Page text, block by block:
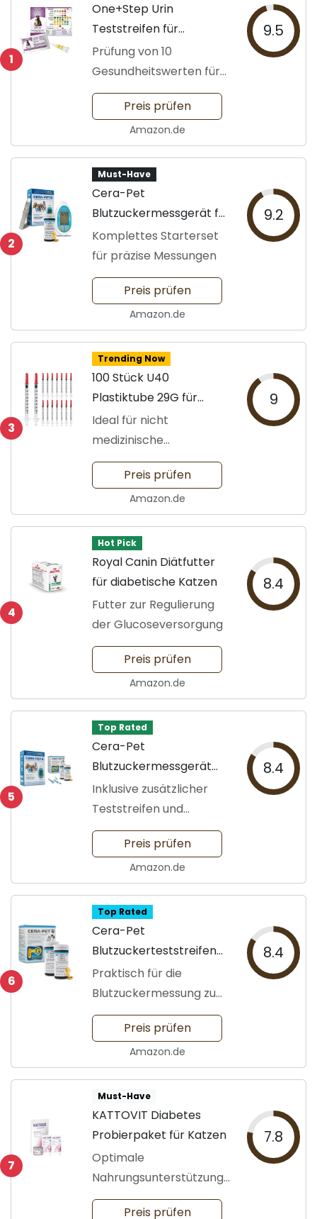
1
One+Step Urin
Teststreifen für
Haustiere
Prüfung von 10
Gesundheitswerten für
Tiere
9.5
Preis prüfen
Amazon.de
2
Must-Have
Cera-Pet
Blutzuckermessgerät für
Haustiere
Komplettes Starterset
für präzise Messungen
9.2
Preis prüfen
Amazon.de
3
Trending Now
100 Stück U40
Plastiktube 29G für
Messungen
Ideal für nicht
medizinische
Anwendungen
9
Preis prüfen
Amazon.de
4
Hot Pick
Royal Canin Diätfutter
für diabetische Katzen
Futter zur Regulierung
der Glucoseversorgung
8.4
Preis prüfen
Amazon.de
5
Top Rated
Cera-Pet
Blutzuckermessgerät
Vorteilspack
Inklusive zusätzlicher
Teststreifen und
Lanzetten
8.4
Preis prüfen
Amazon.de
6
Top Rated
Cera-Pet
Blutzuckerteststreifen
50 Stk.
Praktisch für die
Blutzuckermessung zu
Hause
8.4
Preis prüfen
Amazon.de
7
Must-Have
KATTOVIT Diabetes
Probierpaket für Katzen
Optimale
Nahrungsunterstützung
für diabetische Katzen
7.8
Preis prüfen